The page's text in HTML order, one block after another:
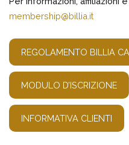
membership@billia.it
REGOLAMENTO BILLIA
MODULO D’ISCRIZIONE
INFORMATIVA CLIENTI